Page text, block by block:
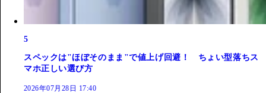
5
スペックは"ほぼそのまま"で値上げ回避！ ちょい型落ちス
マホ正しい選び方
2026年07月28日 17:40